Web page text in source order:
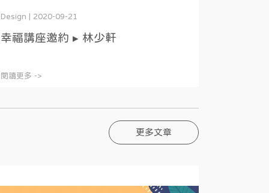
Design | 2020-09-21
幸福講座邀約 ▸ 林少軒
閱讀更多 ->
更多文章